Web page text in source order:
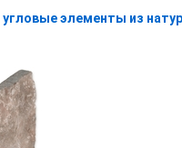
угловые элементы из